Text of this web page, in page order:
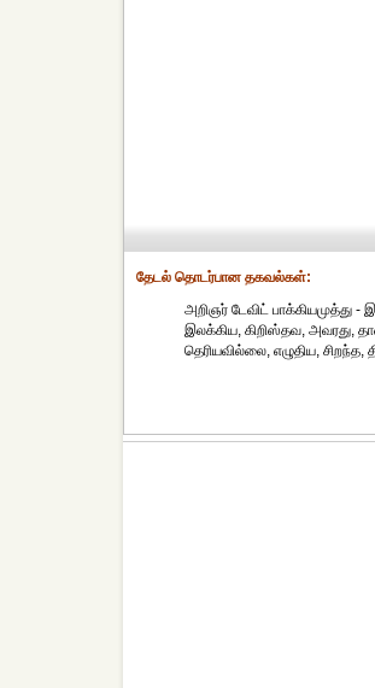
தேட‌ல் தொட‌ர்பான தகவ‌ல்க‌ள்:
அறிஞர் டேவிட் பாக்கியமுத்து
இலக்கிய, கிறிஸ்தவ, அவரது,
தெரியவில்லை, எழுதிய, சிறந்த,